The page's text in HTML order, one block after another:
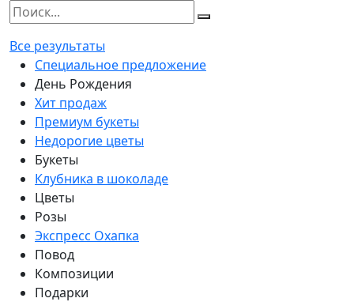
Все результаты
Специальное предложение
День Рождения
Хит продаж
Премиум букеты
Недорогие цветы
Букеты
Клубника в шоколаде
Цветы
Розы
Экспресс Охапка
Повод
Композиции
Подарки